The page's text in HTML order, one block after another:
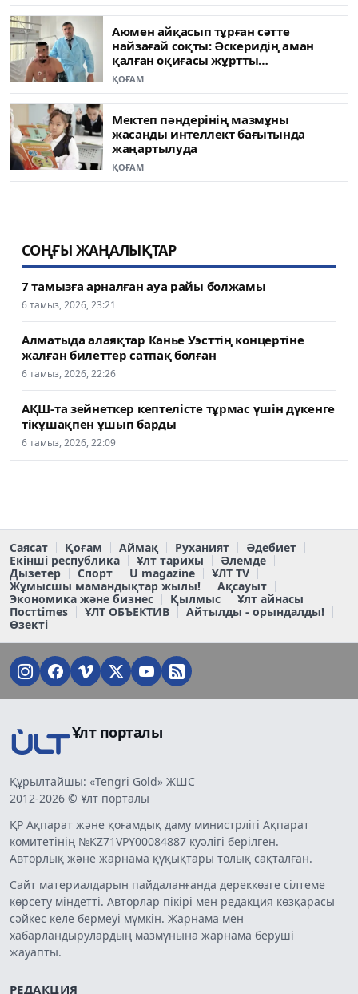
Аюмен айқасып тұрған сәтте
найзағай соқты: Әскеридің аман
қалған оқиғасы жұртты
таңғалдырды
ҚОҒАМ
Мектеп пәндерінің мазмұны
жасанды интеллект бағытында
жаңартылуда
ҚОҒАМ
СОҢҒЫ ЖАҢАЛЫҚТАР
7 тамызға арналған ауа райы болжамы
6 тамыз, 2026, 23:21
Алматыда алаяқтар Канье Уэсттің концертіне
жалған билеттер сатпақ болған
6 тамыз, 2026, 22:26
АҚШ-та зейнеткер кептелісте тұрмас үшін дүкенге
тікұшақпен ұшып барды
6 тамыз, 2026, 22:09
Саясат Қоғам Аймақ Руханият
Әдебиет
Екінші республика
Ұлт тарихы
Әлемде
Дызетер
Спорт U magazine
ҰЛТ TV
Жұмысшы мамандықтар жылы!
Ақсауыт
Экономика және бизнес
Қылмыс
Ұлт айнасы
Постtimes
ҰЛТ ОБЪЕКТИВ
Айтылды - орындалды!
Өзекті
Ұлт порталы
Құрылтайшы: «Tengri Gold» ЖШС
2012-2026 © Ұлт порталы
ҚР Ақпарат және қоғамдық даму министрлігі Ақпарат
комитетінің №KZ71VPY00084887 куәлігі берілген.
Авторлық және жарнама құқықтары толық сақталған.
Сайт материалдарын пайдаланғанда дереккөзге сілтеме
көрсету міндетті. Авторлар пікірі мен редакция көзқарасы
сәйкес келе бермеуі мүмкін. Жарнама мен
хабарландырулардың мазмұнына жарнама беруші
жауапты.
РЕДАКЦИЯ